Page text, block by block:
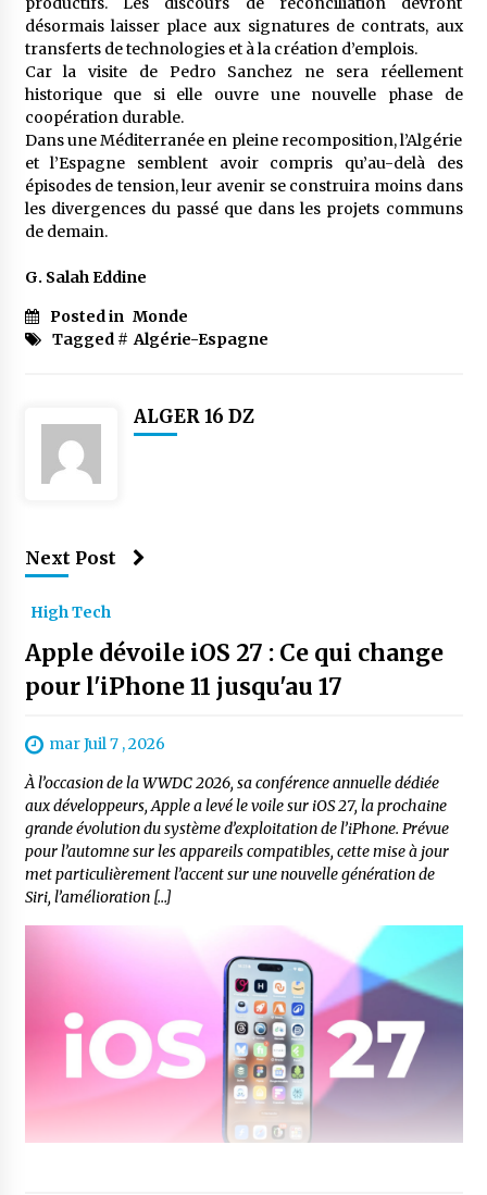
désormais laisser place aux signatures de contrats, aux
transferts de technologies et à la création d’emplois.
Car la visite de Pedro Sanchez ne sera réellement
historique que si elle ouvre une nouvelle phase de
coopération durable.
Dans une Méditerranée en pleine recomposition, l’Algérie
et l’Espagne semblent avoir compris qu’au-delà des
épisodes de tension, leur avenir se construira moins dans
les divergences du passé que dans les projets communs
de demain.
G. Salah Eddine
Posted in Monde
Tagged # Algérie-Espagne
ALGER 16 DZ
Next Post
High Tech
Apple dévoile iOS 27 : Ce qui change
pour l'iPhone 11 jusqu'au 17
mar Juil 7 , 2026
À l’occasion de la WWDC 2026, sa conférence annuelle dédiée
aux développeurs, Apple a levé le voile sur iOS 27, la prochaine
grande évolution du système d’exploitation de l’iPhone. Prévue
pour l’automne sur les appareils compatibles, cette mise à jour
met particulièrement l’accent sur une nouvelle génération de
Siri, l’amélioration […]